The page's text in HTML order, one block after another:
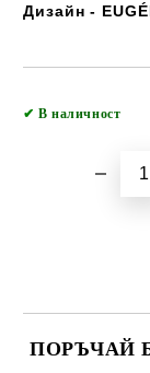
Дизайн -
✔ В наличност
ПОРЪЧАЙ